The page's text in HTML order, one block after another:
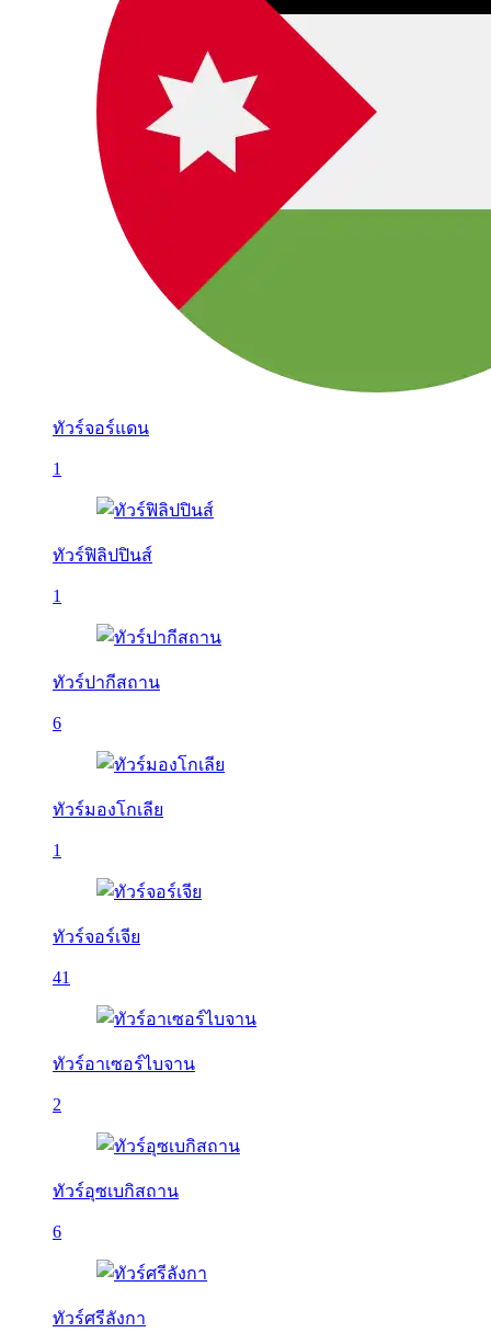
ทัวร์จอร์แดน
1
ทัวร์ฟิลิปปินส์
1
ทัวร์ปากีสถาน
6
ทัวร์มองโกเลีย
1
ทัวร์จอร์เจีย
41
ทัวร์อาเซอร์ไบจาน
2
ทัวร์อุซเบกิสถาน
6
ทัวร์ศรีลังกา